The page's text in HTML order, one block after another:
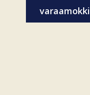
varaamokki